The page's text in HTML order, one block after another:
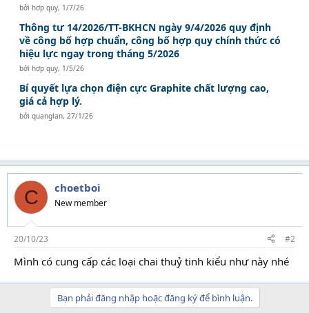
bởihơp quy, 1/7/26
Thông tư 14/2026/TT-BKHCN ngày 9/4/2026 quy định
về công bố hợp chuẩn, công bố hợp quy chính thức có
hiệu lực ngay trong tháng 5/2026
bởihơp quy, 1/5/26
Bí quyết lựa chọn điện cực Graphite chất lượng cao,
giá cả hợp lý.
bởiquanglan,27/1/26
C choetboi
New member
20/10/23 #2
Mình có cung cấp các loại chai thuỷ tinh kiểu như này nhé
Bạn phải đăng nhập hoặc đăng ký để bình luận.